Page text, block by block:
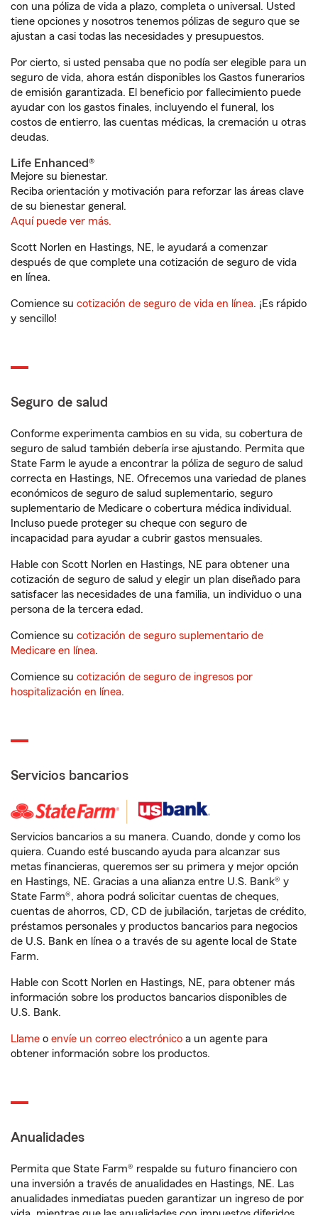
con una póliza de vida a plazo, completa o universal. Usted
tiene opciones y nosotros tenemos pólizas de seguro que se
ajustan a casi todas las necesidades y presupuestos.
Por cierto, si usted pensaba que no podía ser elegible para un
seguro de vida, ahora están disponibles los Gastos funerarios
de emisión garantizada. El beneficio por fallecimiento puede
ayudar con los gastos finales, incluyendo el funeral, los
costos de entierro, las cuentas médicas, la cremación u otras
deudas.
Life Enhanced®
Mejore su bienestar.
Reciba orientación y motivación para reforzar las áreas clave
de su bienestar general.
Aquí puede ver más.
Scott Norlen en Hastings, NE, le ayudará a comenzar
después de que complete una cotización de seguro de vida
en línea.
Comience su cotización de seguro de vida en línea. ¡Es rápido
y sencillo!
Seguro de salud
Conforme experimenta cambios en su vida, su cobertura de
seguro de salud también debería irse ajustando. Permita que
State Farm le ayude a encontrar la póliza de seguro de salud
correcta en Hastings, NE. Ofrecemos una variedad de planes
económicos de seguro de salud suplementario, seguro
suplementario de Medicare o cobertura médica individual.
Incluso puede proteger su cheque con seguro de
incapacidad para ayudar a cubrir gastos mensuales.
Hable con Scott Norlen en Hastings, NE para obtener una
cotización de seguro de salud y elegir un plan diseñado para
satisfacer las necesidades de una familia, un individuo o una
persona de la tercera edad.
Comience su cotización de seguro suplementario de
Medicare en línea.
Comience su cotización de seguro de ingresos por
hospitalización en línea.
Servicios bancarios
Servicios bancarios a su manera. Cuando, donde y como los
quiera. Cuando esté buscando ayuda para alcanzar sus
metas financieras, queremos ser su primera y mejor opción
en Hastings, NE. Gracias a una alianza entre U.S. Bank® y
State Farm®, ahora podrá solicitar cuentas de cheques,
cuentas de ahorros, CD, CD de jubilación, tarjetas de crédito,
préstamos personales y productos bancarios para negocios
de U.S. Bank en línea o a través de su agente local de State
Farm.
Hable con Scott Norlen en Hastings, NE, para obtener más
información sobre los productos bancarios disponibles de
U.S. Bank.
Llame o envíe un correo electrónico a un agente para
obtener información sobre los productos.
Anualidades
Permita que State Farm® respalde su futuro financiero con
una inversión a través de anualidades en Hastings, NE. Las
anualidades inmediatas pueden garantizar un ingreso de por